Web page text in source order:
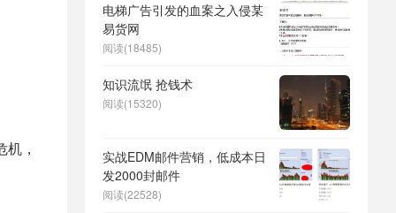
，
电梯广告引发的血案之入侵某
易货网
阅读(18485)
知识流氓 抢钱术
阅读(15320)
实战EDM邮件营销，低成本日
发2000封邮件
阅读(22528)